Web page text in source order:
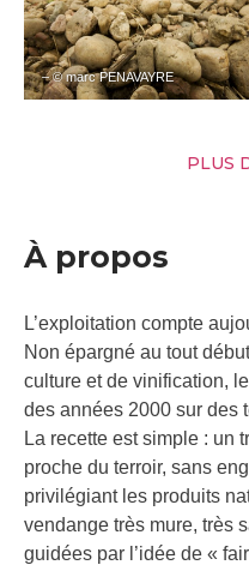
– © marc PENAVAYRE
PLUS
À propos
L’exploitation compte
Non épargné au tout
culture et de vinification,
des années 2000 sur des
La recette est simple : un
proche du terroir, sans
privilégiant les produits
vendange très mure, très
guidées par l’idée de «